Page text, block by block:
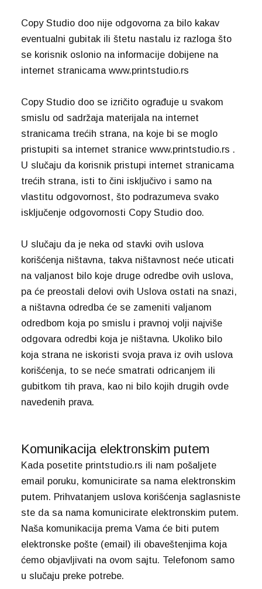
Copy Studio doo nije odgovorna za bilo kakav
eventualni gubitak ili štetu nastalu iz razloga što
se korisnik oslonio na informacije dobijene na
internet stranicama www.printstudio.rs
Copy Studio doo se izričito ograđuje u svakom
smislu od sadržaja materijala na internet
stranicama trećih strana, na koje bi se moglo
pristupiti sa internet stranice www.printstudio.rs .
U slučaju da korisnik pristupi internet stranicama
trećih strana, isti to čini isključivo i samo na
vlastitu odgovornost, što podrazumeva svako
isključenje odgovornosti Copy Studio doo.
U slučaju da je neka od stavki ovih uslova
korišćenja ništavna, takva ništavnost neće uticati
na valjanost bilo koje druge odredbe ovih uslova,
pa će preostali delovi ovih Uslova ostati na snazi,
a ništavna odredba će se zameniti valjanom
odredbom koja po smislu i pravnoj volji najviše
odgovara odredbi koja je ništavna. Ukoliko bilo
koja strana ne iskoristi svoja prava iz ovih uslova
korišćenja, to se neće smatrati odricanjem ili
gubitkom tih prava, kao ni bilo kojih drugih ovde
navedenih prava.
Komunikacija elektronskim putem
Kada posetite printstudio.rs ili nam pošaljete
email poruku, komunicirate sa nama elektronskim
putem. Prihvatanjem uslova korišćenja saglasniste
ste da sa nama komunicirate elektronskim putem.
Naša komunikacija prema Vama će biti putem
elektronske pošte (email) ili obaveštenjima koja
ćemo objavljivati na ovom sajtu. Telefonom samo
u slučaju preke potrebe.